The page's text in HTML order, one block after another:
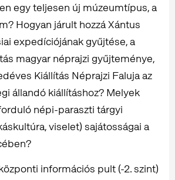
egy teljesen új múzeumtípus, a
Hogyan járult hozzá Xántus
expedíciójának gyűjtése, a
magyar néprajzi gyűjteménye,
Kiállítás Néprajzi Faluja az
állandó kiállításhoz? Melyek
népi-paraszti tárgyi
viselet) sajátosságai a
információs pult (-2. szint)